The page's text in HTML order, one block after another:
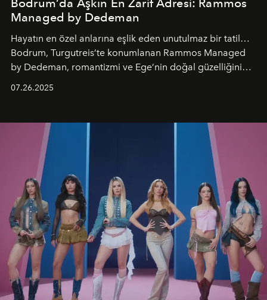
Bodrum’da Aşkın En Zarif Adresi: Rammos
Managed by Dedeman
Hayatın en özel anlarına eşlik eden unutulmaz bir tatil…
Bodrum, Turgutreis’te konumlanan Rammos Managed
by Dedeman, romantizmi ve Ege’nin doğal güzelliğini
07.26.2025